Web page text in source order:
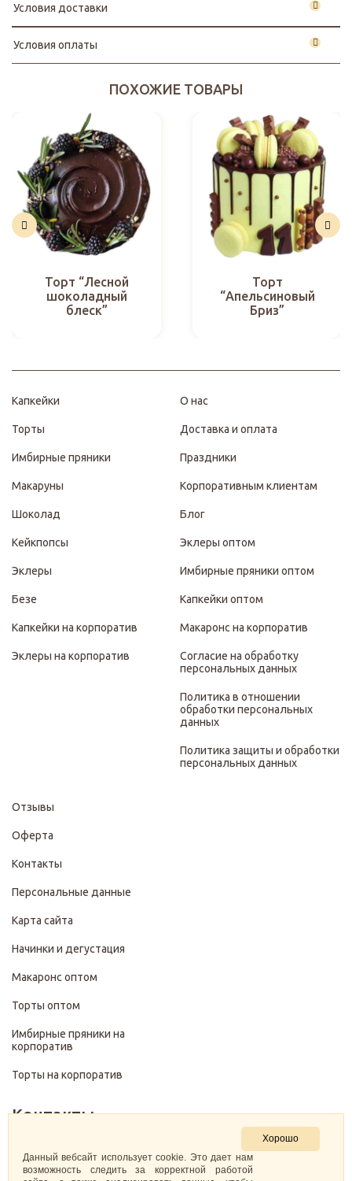
Условия доставки
Условия оплаты
ПОХОЖИЕ ТОВАРЫ
Торт “Лесной
шоколадный
блеск”
Торт
“Апельсиновый
Бриз”
Капкейки
Торты
Имбирные пряники
Макаруны
Шоколад
Кейкпопсы
Эклеры
Безе
Капкейки на корпоратив
Эклеры на корпоратив
О нас
Доставка и оплата
Праздники
Корпоративным клиентам
Блог
Эклеры оптом
Имбирные пряники оптом
Капкейки оптом
Макаронс на корпоратив
Согласие на обработку
персональных данных
Политика в отношении
обработки персональных
данных
Политика защиты и обработки
персональных данных
Отзывы
Оферта
Контакты
Персональные данные
Карта сайта
Начинки и дегустация
Макаронс оптом
Торты оптом
Имбирные пряники на
корпоратив
Торты на корпоратив
Контакты
+7 (499) 322-28-29
Хорошо
Данный вебсайт использует cookie. Это дает нам
возможность следить за корректной работой